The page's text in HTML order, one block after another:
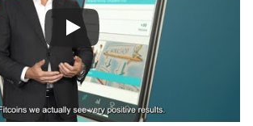
Always allow YouTube